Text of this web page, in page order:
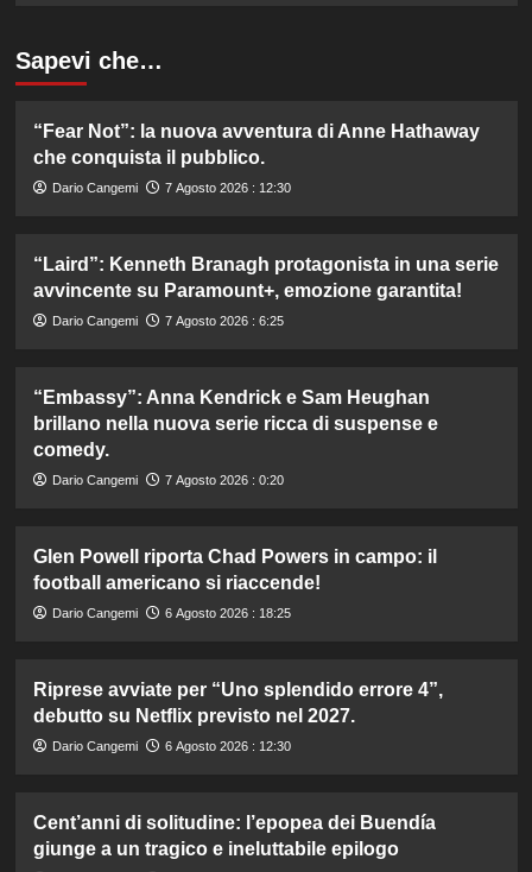
Sapevi che…
“Fear Not”: la nuova avventura di Anne Hathaway
che conquista il pubblico.
Dario Cangemi 7 Agosto 2026 : 12:30
“Laird”: Kenneth Branagh protagonista in una serie
avvincente su Paramount+, emozione garantita!
Dario Cangemi 7 Agosto 2026 : 6:25
“Embassy”: Anna Kendrick e Sam Heughan
brillano nella nuova serie ricca di suspense e
comedy.
Dario Cangemi 7 Agosto 2026 : 0:20
Glen Powell riporta Chad Powers in campo: il
football americano si riaccende!
Dario Cangemi 6 Agosto 2026 : 18:25
Riprese avviate per “Uno splendido errore 4”,
debutto su Netflix previsto nel 2027.
Dario Cangemi 6 Agosto 2026 : 12:30
Cent’anni di solitudine: l’epopea dei Buendía
giunge a un tragico e ineluttabile epilogo